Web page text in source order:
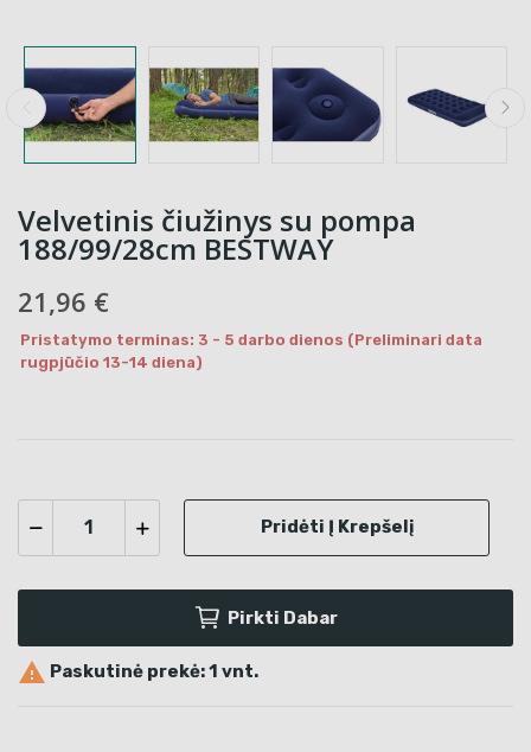
Velvetinis čiužinys su pompa
188/99/28cm BESTWAY
21,96 €
Pristatymo terminas: 3 - 5 darbo dienos (Preliminari data
rugpjūčio 13-14 diena)
Pridėti Į Krepšelį
Pirkti Dabar
 Paskutinė prekė: 1 vnt.